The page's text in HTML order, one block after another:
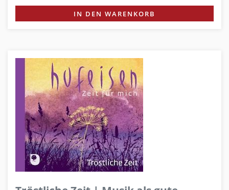
IN DEN WARENKORB